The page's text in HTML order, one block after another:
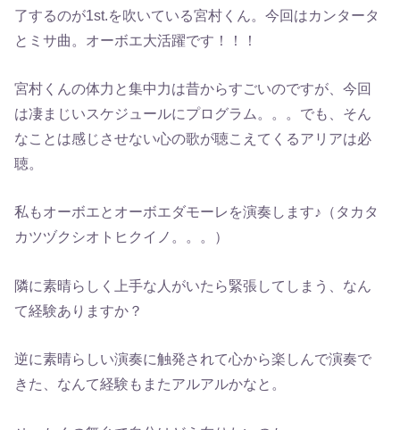
了するのが1st.を吹いている宮村くん。今回はカンタータ
とミサ曲。オーボエ大活躍です！！！
宮村くんの体力と集中力は昔からすごいのですが、今回
は凄まじいスケジュールにプログラム。。。でも、そん
なことは感じさせない心の歌が聴こえてくるアリアは必
聴。
私もオーボエとオーボエダモーレを演奏します♪（タカタ
カツヅクシオトヒクイノ。。。）
隣に素晴らしく上手な人がいたら緊張してしまう、なん
て経験ありますか？
逆に素晴らしい演奏に触発されて心から楽しんで演奏で
きた、なんて経験もまたアルアルかなと。